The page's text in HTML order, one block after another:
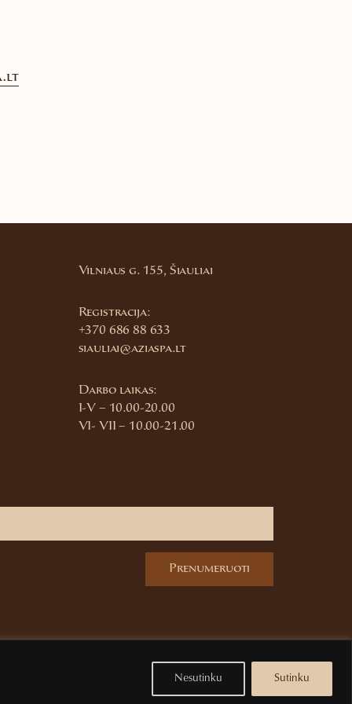
Nesutinku Sutinku
Vilniaus g. 155, Šiauliai
Registracija:
+370 686 88 633
siauliai@aziaspa.lt
Darbo laikas:
I-V – 10.00-20.00
VI- VII – 10.00-21.00
Prenumeruoti